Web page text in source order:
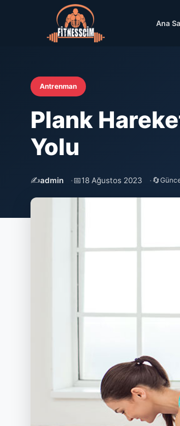
Ana
Antrenman
Plank
Yolu
✍️admin 📅18 Ağustos 2023 🔄